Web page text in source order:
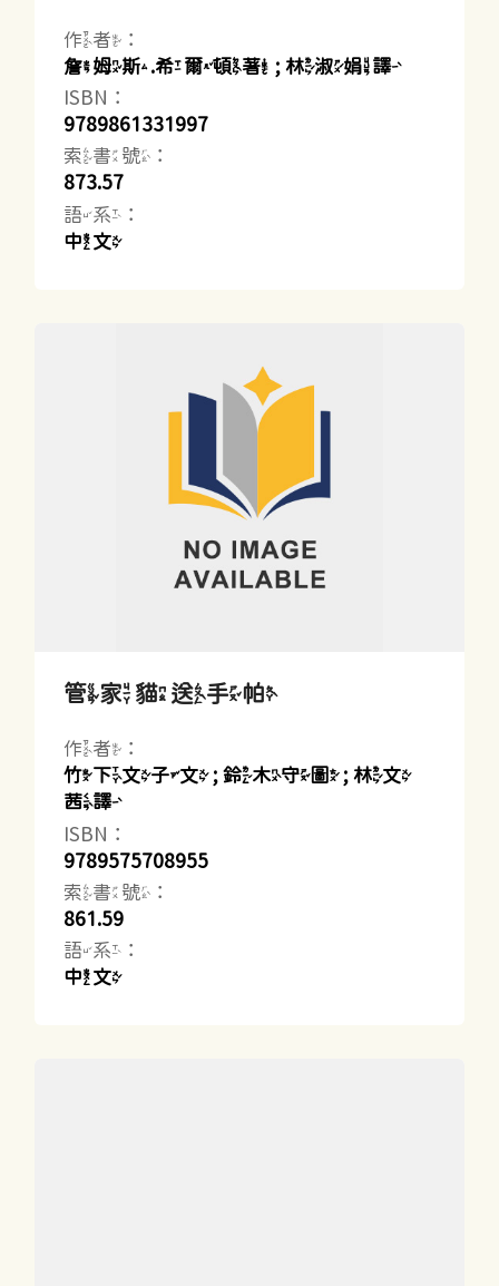
作者：
詹姆斯.希爾頓著 ; 林淑娟譯
ISBN：
9789861331997
索書號：
873.57
語系：
中文
管家貓送手帕
作者：
竹下文子文 ; 鈴木守圖 ; 林文
茜譯
ISBN：
9789575708955
索書號：
861.59
語系：
中文